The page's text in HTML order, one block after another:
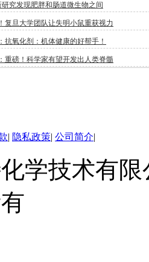
研究发现肥胖和肠道微生物之间
复旦大学团队让失明小鼠重获视力
抗氧化剂：机体健康的好帮手！
重磅！科学家有望开发出人类脊髓
| 隐私政策| 公司简介|
学技术有